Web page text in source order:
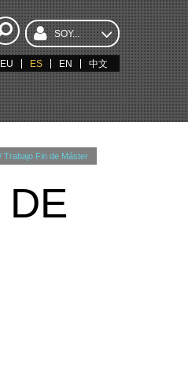
SOY...
EU ES EN 中文
Trabajo Fin de Máster